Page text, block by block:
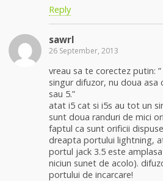
Reply
sawrl
26 September, 2013
vreau sa te corectez putin:
singur difuzor, nu doua asa
sau 5.”
atat i5 cat si i5s au tot un
sunt doua randuri de mici
faptul ca sunt orificii
dreapta portului lightning,
portul jack 3.5 este
niciun sunet de acolo).
portului de incarcare!